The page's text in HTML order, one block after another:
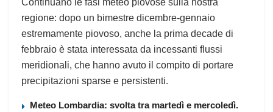
Continuano le fasi meteo piovose sulla nostra
regione: dopo un bimestre dicembre-gennaio
estremamente piovoso, anche la prima decade di
febbraio è stata interessata da incessanti flussi
meridionali, che hanno avuto il compito di portare
precipitazioni sparse e persistenti.
Meteo Lombardia: svolta tra martedì e mercoledì.